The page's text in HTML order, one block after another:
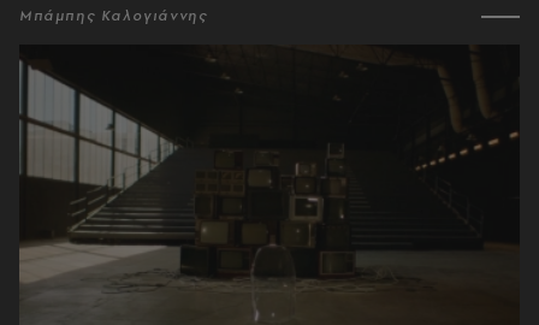
Μπάμπης Καλογιάννης